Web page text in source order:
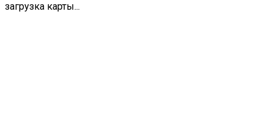
загрузка карты...